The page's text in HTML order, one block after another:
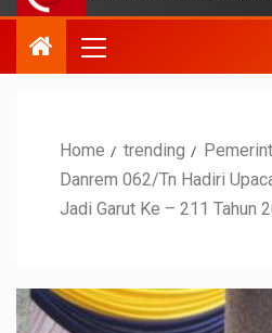
Home trending
Danrem 062/Tn Hadiri
Jadi Garut Ke – 211 Tahun